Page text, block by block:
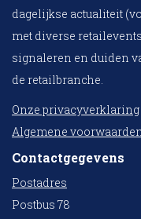
dagelijkse actualiteit
met diverse
signaleren en duiden
de retailbranche.
Onze privacyverklaring
Algemene voorwaarden
Contactgegevens
Postadres
Postbus 78